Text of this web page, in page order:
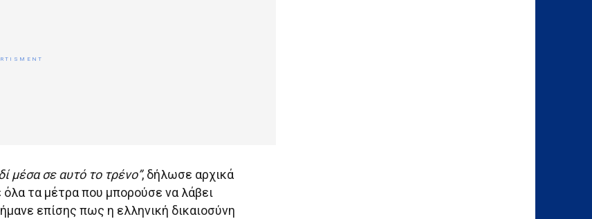
μέσα σε αυτό το τρένο”, δήλωσε αρχικά
τα μέτρα που μπορούσε να λάβει
επίσης πως η ελληνική δικαιοσύνη